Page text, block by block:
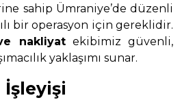
sahip Ümraniye’de düzenli
bir operasyon için gereklidir.
nakliyatekibimiz güvenli,
yaklaşımı sunar.
İşleyişi